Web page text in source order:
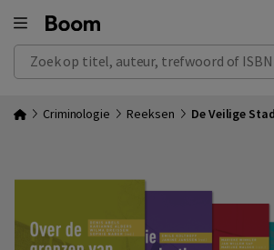
Zoek op titel, auteur, trefwoord of ISBN
Criminologie Reeksen De Veilige Stad